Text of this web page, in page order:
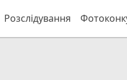
Розслідування